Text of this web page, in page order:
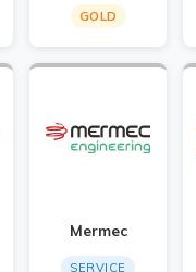
GOLD
Mermec
SERVICE